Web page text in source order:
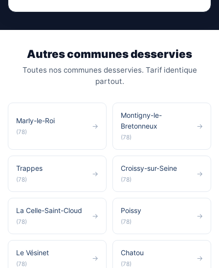
Autres communes desservies
Toutes nos communes desservies. Tarif identique
partout.
Marly-le-Roi
(78)
→
Montigny-le-
Bretonneux
(78)
→
Trappes
(78)
→
Croissy-sur-Seine
(78)
→
La Celle-Saint-Cloud
(78)
→
Poissy
(78)
→
Le Vésinet
(78)
→
Chatou
(78)
→